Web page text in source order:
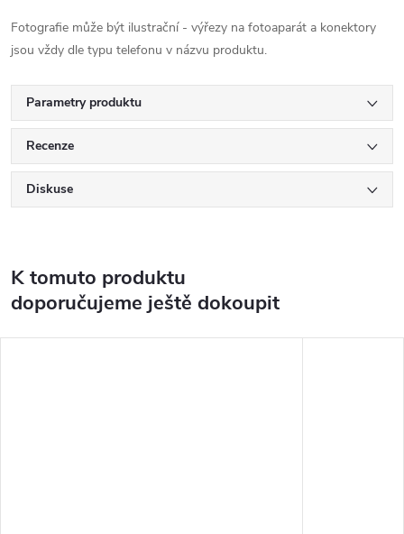
Fotografie může být ilustrační - výřezy na fotoaparát a konektory
jsou vždy dle typu telefonu v názvu produktu.
Parametry produktu
Recenze
Diskuse
K tomuto produktu
doporučujeme ještě dokoupit